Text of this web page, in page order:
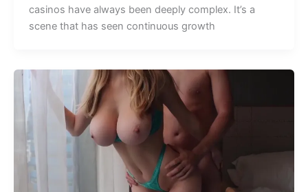
casinos have always been deeply complex. It’s a
scene that has seen continuous growth